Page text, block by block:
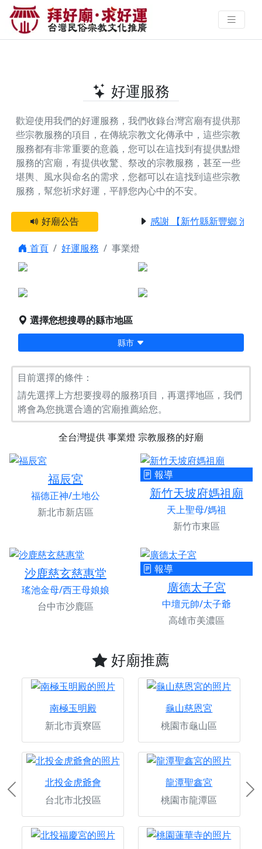
全台提供事業燈的好廟 | 拜好廟‧求
好運 找到與您有緣的信仰
好運服務
歡迎使用我們的好運服務，我們收錄台灣宮廟有提供那
些宗教服務的項目，在傳統宗教文化傳承中，這些宗教
服務都有非常重要的意義，您可以在這找到有提供點燈
服務的宮廟，有提供收驚、祭改的宗教服務，甚至一些
堪輿、風水與命名的需求，您都可以在這找到這些宗教
服務，幫您祈求好運，平靜您內心中的不安。
好廟公告 感謝 【新竹縣新豐鄉 池和
首頁 好運服務
事業燈
點燈服務
堪輿/風水
選擇您想搜尋的縣市地區
縣市
目前選擇的條件：
請先選擇上方想要搜尋的服務項目，再選擇地區，我們
將會為您挑選合適的宮廟推薦給您。
全台灣提供事業燈 宗教服務的好廟
福辰宮
福德正神/土地公
新北市新店區
報導
新竹天坡府媽祖廟
天上聖母/媽祖
新竹市東區
沙鹿慈玄慈惠堂
瑤池金母/西王母娘娘
台中市沙鹿區
報導
廣德太子宮
中壇元帥/太子爺
高雄市美濃區
好廟推薦
南極玉明殿
新北市貢寮區
龜山慈恩宮
桃園市龜山區
北投金虎爺會
台北市北投區
龍潭聖鑫宮
桃園市龍潭區
Previous